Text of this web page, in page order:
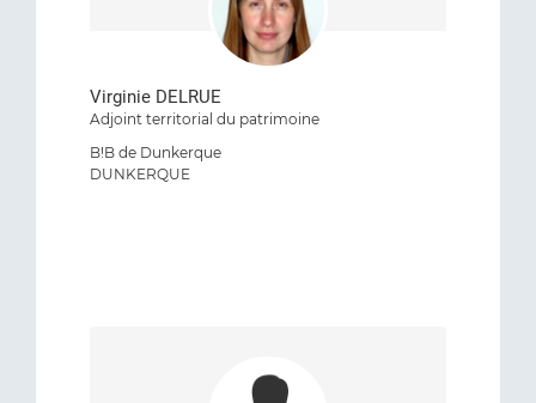
Virginie DELRUE
Adjoint territorial du patrimoine
B!B de Dunkerque
DUNKERQUE